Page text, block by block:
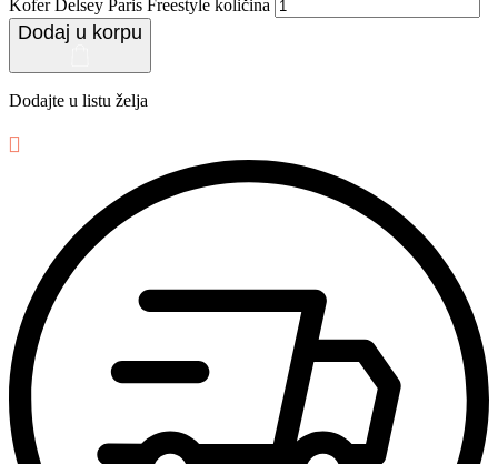
Kofer Delsey Paris Freestyle količina
Dodaj u korpu
Dodajte u listu želja